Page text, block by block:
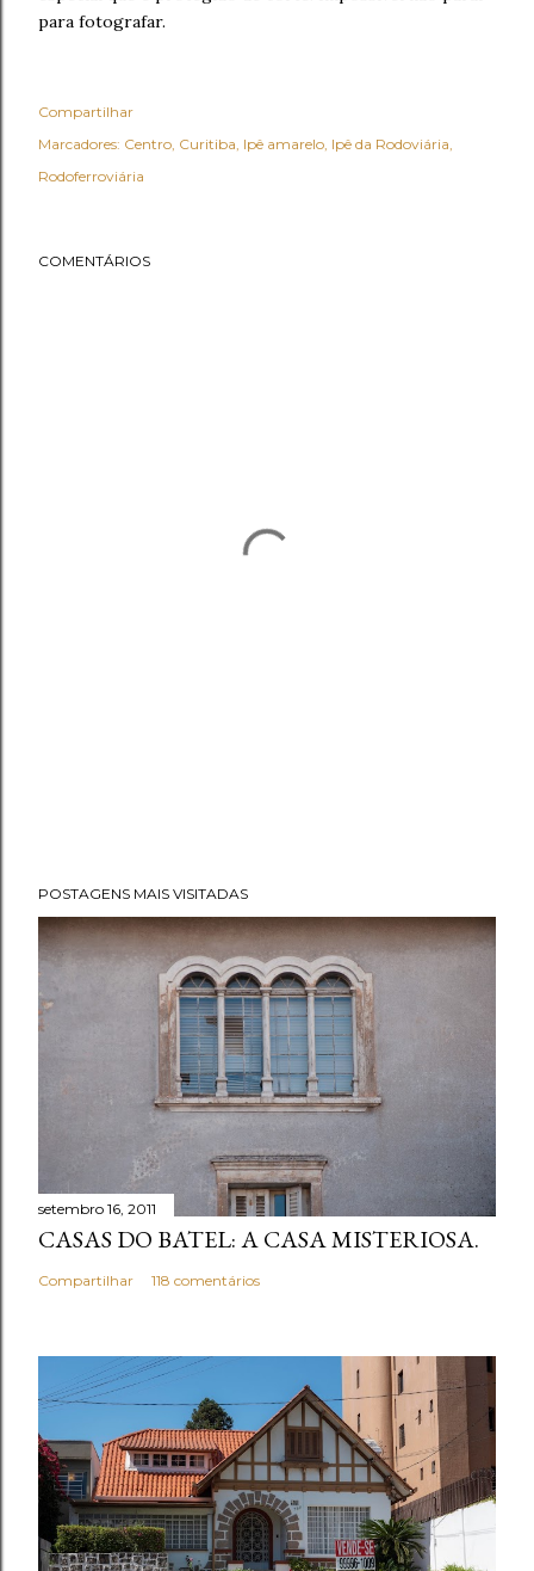
para fotografar.
Compartilhar
Marcadores: Centro Curitiba Ipê amarelo Ipê da Rodoviária
Rodoferroviária
COMENTÁRIOS
POSTAGENS MAIS VISITADAS
setembro 16, 2011
CASAS DO BATEL: A CASA MISTERIOSA.
Compartilhar 118 comentários